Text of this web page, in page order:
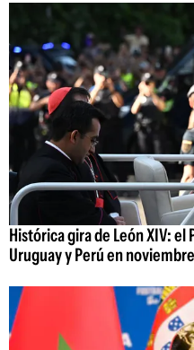
Histórica gira de León XIV: el
Uruguay y Perú en noviembre